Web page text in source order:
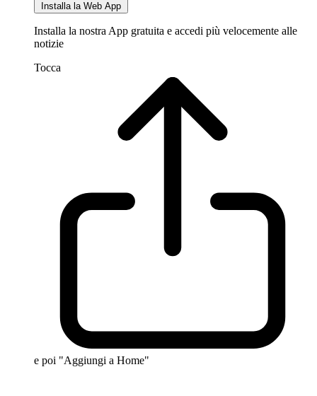
Installa la Web App
Installa la nostra App gratuita e accedi più velocemente alle
notizie
Tocca
e poi "Aggiungi a Home"